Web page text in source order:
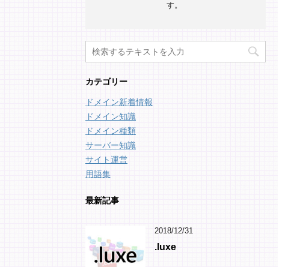
す。
カテゴリー
ドメイン新着情報
ドメイン知識
ドメイン種類
サーバー知識
サイト運営
用語集
最新記事
2018/12/31
.luxe